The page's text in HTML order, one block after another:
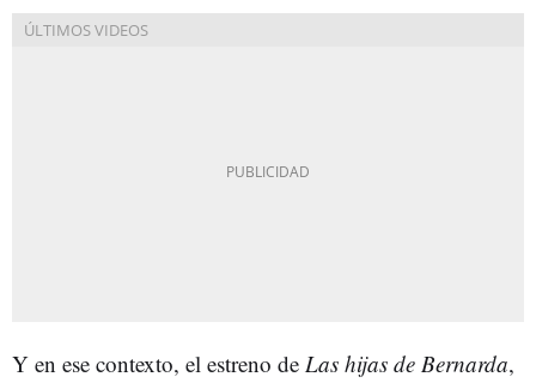
Y en ese contexto, el estreno de Las hijas de Bernarda,